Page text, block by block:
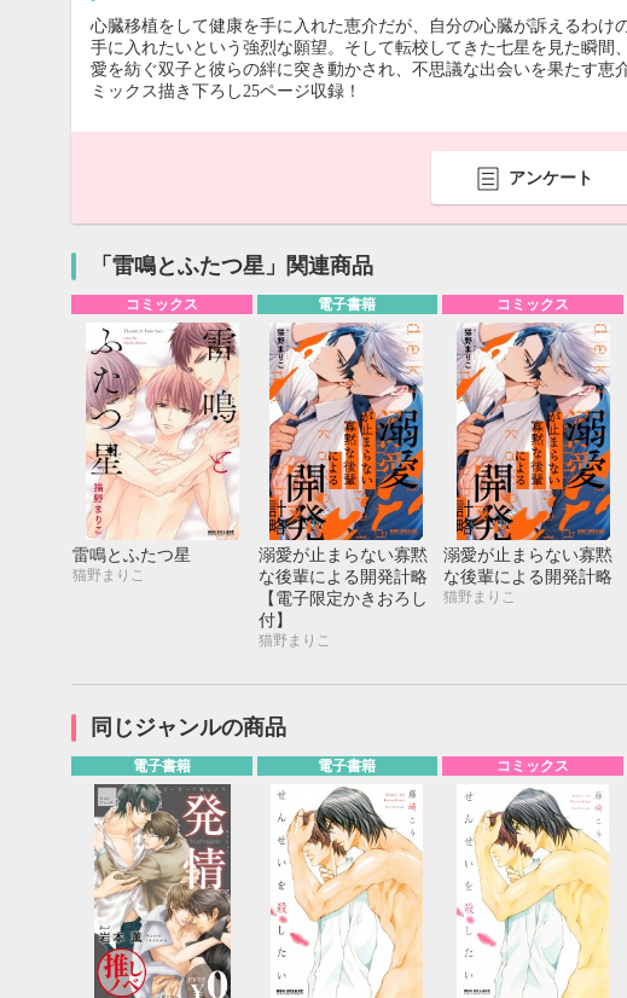
心臓移植をして健康を手に入れた恵介だが、自分の心臓が訴えるわけ
手に入れたいという強烈な願望。そして転校してきた七星を見た瞬
愛を紡ぐ双子と彼らの絆に突き動かされ、不思議な出会いを果たす恵
ミックス描き下ろし25ページ収録！
アンケート
「雷鳴とふたつ星」関連商品
コミックス
雷鳴とふたつ星
猫野まりこ
電子書籍
溺愛が止まらない寡黙
な後輩による開発計略
【電子限定かきおろし
付】
猫野まりこ
コミックス
溺愛が止まらない寡黙
な後輩による開発計略
猫野まりこ
同じジャンルの商品
電子書籍 電子書籍 コミックス
9月
TUE WED THU FRI SAT
1 2 4
5
8 9 11
12
15 16 18
19
22 23 25
26
29 30
10月
SUN MON TUE WED
5 6 7
12 13
19 20 21
26 27 28